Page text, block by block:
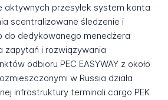
aktywnych przesyłek system konta
scentralizowane śledzenie i
do dedykowanego menedżera
zapytań i rozwiązywania
odbioru PEC EASYWAY z około
w Russia działa
infrastruktury terminali cargo PEK